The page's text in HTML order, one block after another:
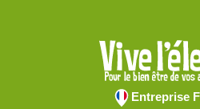
Entreprise